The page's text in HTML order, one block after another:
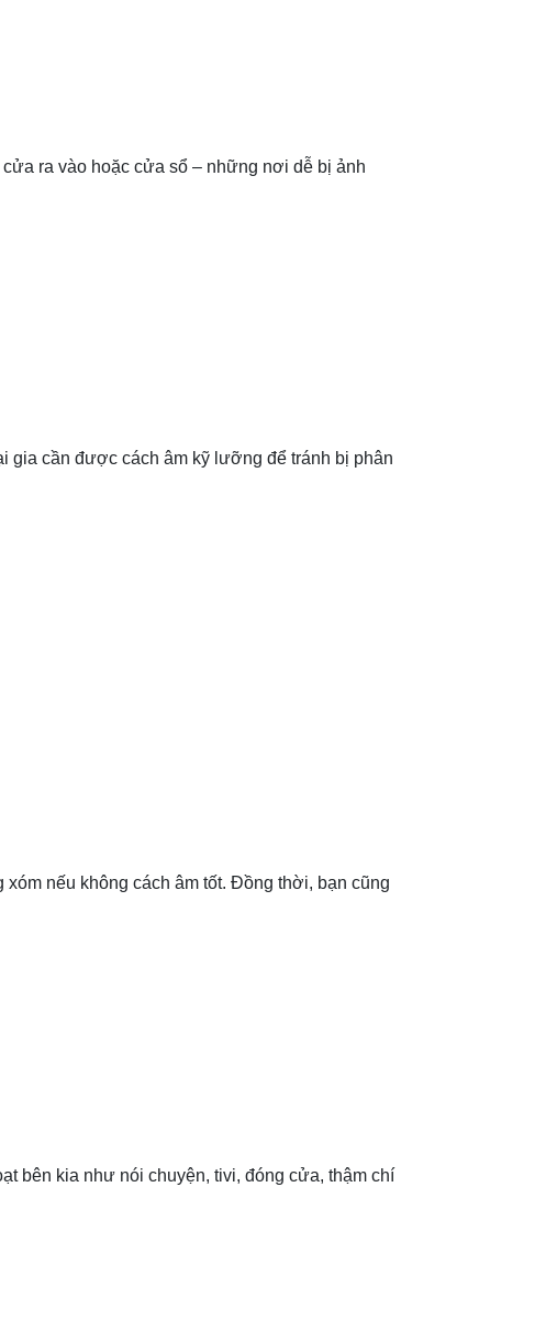
ra vào hoặc cửa sổ – những nơi dễ bị ảnh
gia cần được cách âm kỹ lưỡng để tránh bị phân
nếu không cách âm tốt. Đồng thời, bạn cũng
bên kia như nói chuyện, tivi, đóng cửa, thậm chí